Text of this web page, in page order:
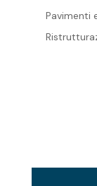
Pavimenti